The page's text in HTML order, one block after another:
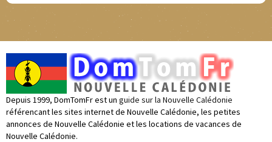
Depuis 1999, DomTomFr est un guide sur la Nouvelle Calédonie
référencant les sites internet de Nouvelle Calédonie, les petites
annonces de Nouvelle Calédonie et les locations de vacances de
Nouvelle Calédonie.